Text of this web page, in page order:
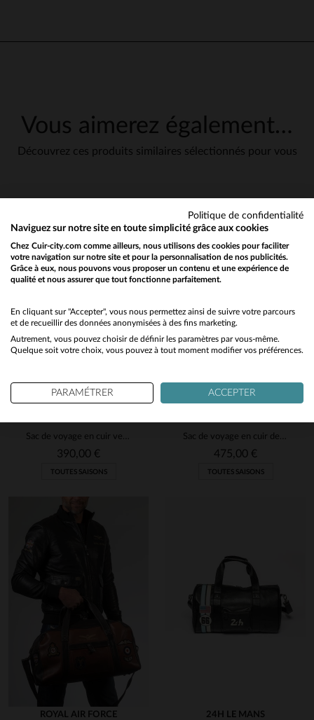
en cliquant ici
Vous aimerez également…
Découvrez ces produits similaires sélectionnés pour vous
Sac de voyage en cuir vert avec damier racing
390,00 €
TOUTES SAISONS
Sac de voyage en cuir de mouton 72H bleu marine Jacky Ickx
475,00 €
TOUTES SAISONS
ROYAL AIR FORCE
24H LE MANS
Would you like to be redirected to our English site?
No
Yes
Politique de confidentialité
Naviguez sur notre site en toute simplicité grâce aux cookies
Chez Cuir-city.com comme ailleurs, nous utilisons des cookies pour faciliter
votre navigation sur notre site et pour la personnalisation de nos publicités.
Grâce à eux, nous pouvons vous proposer un contenu et une expérience de
qualité et nous assurer que tout fonctionne parfaitement.
En cliquant sur "Accepter", vous nous permettez ainsi de suivre votre parcours
et de recueillir des données anonymisées à des fins marketing.
Autrement, vous pouvez choisir de définir les paramètres par vous-même.
Quelque soit votre choix, vous pouvez à tout moment modifier vos préférences.
PARAMÉTRER ACCEPTER